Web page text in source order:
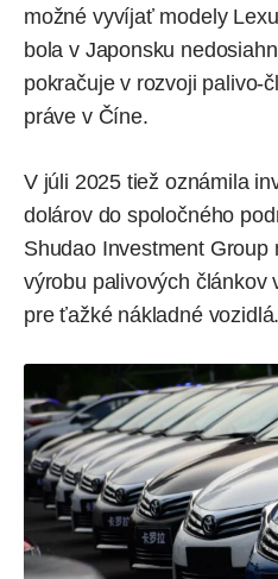
možné vyvíjať modely
bola v Japonsku
pokračuje v rozvoji palivo-
práve v Číne.
V júli 2025 tiež oznámila
dolárov do spoločného
Shudao Investment Group
výrobu palivových článkov
pre ťažké nákladné vozidlá.